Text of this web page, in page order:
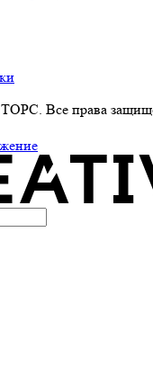
Все права